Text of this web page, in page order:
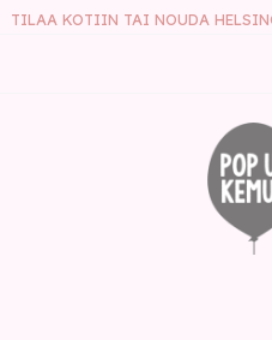
TILAA KOTIIN TAI NOUDA